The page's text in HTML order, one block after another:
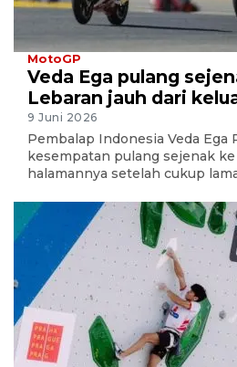
MotoGP
Veda Ega pulang
Lebaran jauh dari
9 Juni 2026
Pembalap Indonesia Veda Ega
kesempatan pulang sejenak
halamannya setelah cukup